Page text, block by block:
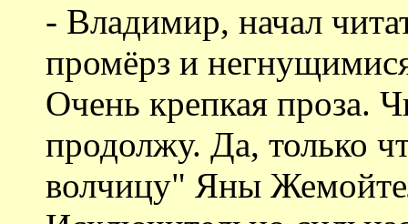
- Владимир, начал
промёрз и
Очень крепкая проза.
продолжу. Да, только
волчицу" Яны